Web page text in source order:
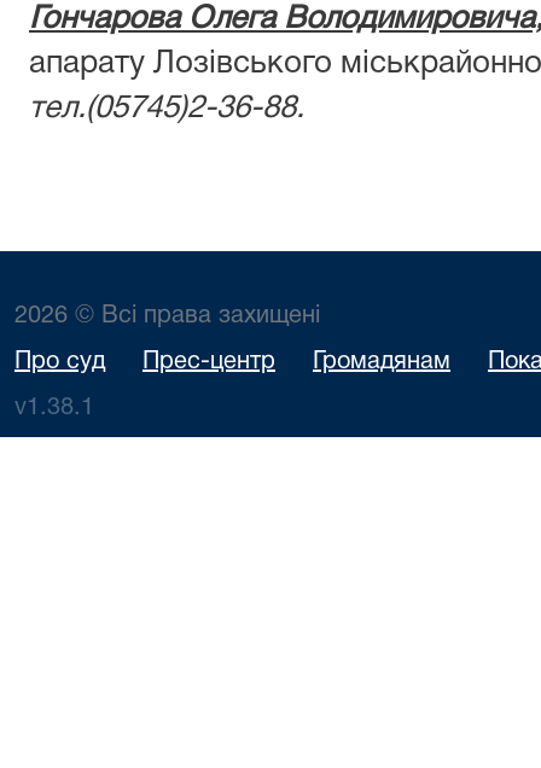
Гончарова Олега
апарату Лозівського
тел.(05745)2-36-88.
2026 © Всі права захищені
Про суд Прес-центр Громадянам
v1.38.1